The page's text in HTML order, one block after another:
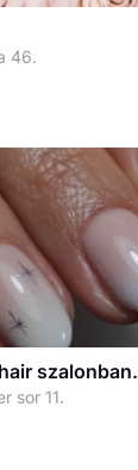
46.
szalonban.
sor 11.